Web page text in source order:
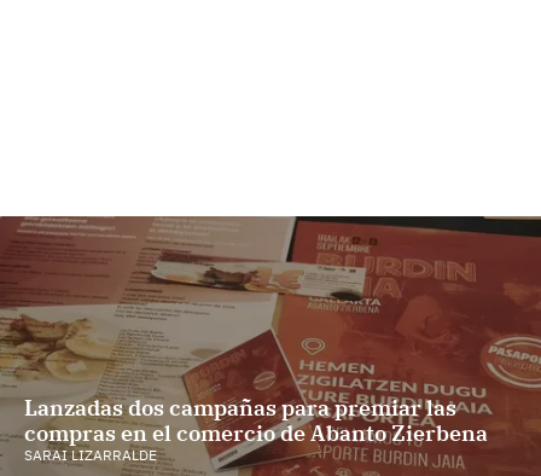
Lanzadas dos campañas para premiar las
compras en el comercio de Abanto Zierbena
SARAI LIZARRALDE